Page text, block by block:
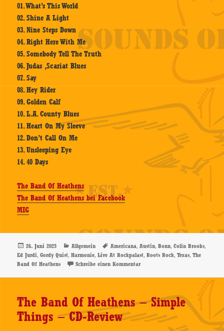
01. What’s This World
02. Shine A Light
03. Nine Steps Down
04. Right Here With Me
05. Somebody Tell The Truth
06. Judas ‚Scariat Blues
07. Say
08. Hey Rider
09. Golden Calf
10. L.A. County Blues
11. Heart On My Sleeve
12. Don’t Call On Me
13. Unsleeping Eye
14. 40 Days
The Band Of Heathens
The Band Of Heathens bei Facebook
MIG
Veröffentlicht
am
26. Juni 2025 Kategorien
Allgemein Schlagwörter
Americana,Austin,Bonn,Colin Brooks,
Ed Jurdi,Gordy Quist,Harmonie,Live At Rockpalast,Roots Rock,Texas,The
Band Of Heathens
Schreibe einen Kommentarzu The Band Of Heathens – Live
The Band Of Heathens – Simple
Things – CD-Review